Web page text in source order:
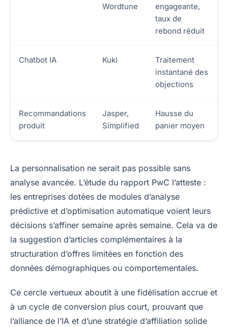
Wordtune
engageante,
taux de
rebond réduit
Chatbot IA Kuki
Traitement
instantané des
objections
Recommandations
produit
Jasper,
Simplified
Hausse du
panier moyen
La personnalisation ne serait pas possible sans
analyse avancée. L’étude du rapport PwC l’atteste :
les entreprises dotées de modules d’analyse
prédictive et d’optimisation automatique voient leurs
décisions s’affiner semaine après semaine. Cela va de
la suggestion d’articles complémentaires à la
structuration d’offres limitées en fonction des
données démographiques ou comportementales.
Ce cercle vertueux aboutit à une fidélisation accrue et
à un cycle de conversion plus court, prouvant que
l’alliance de l’IA et d’une stratégie d’affiliation solide